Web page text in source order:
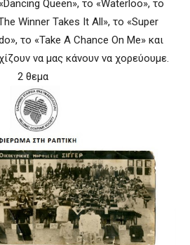
Queen», το «Waterloo», το
Winner Takes It All», το «Super
το «Take A Chance On Me» και
να μας κάνουν να χορεύουμε.
2 θεμα